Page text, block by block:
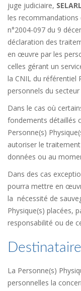
juge judiciaire,
les recommandations
n°2004-097 du 9
déclaration des
en œuvre par les
celles gérant un
la CNIL du référentiel
personnels du secteur
Dans le cas où
fondements détaillés
Personne(s)
autoriser le
données ou au
Dans des cas
pourra mettre en
la nécessité de
Physique(s) placées,
responsabilité ou de
La Personne(s)
personnelles la